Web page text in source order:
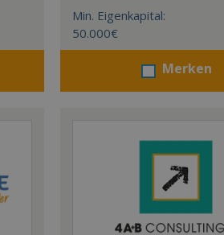
Min. Eigenkapital:
50.000€
Merken